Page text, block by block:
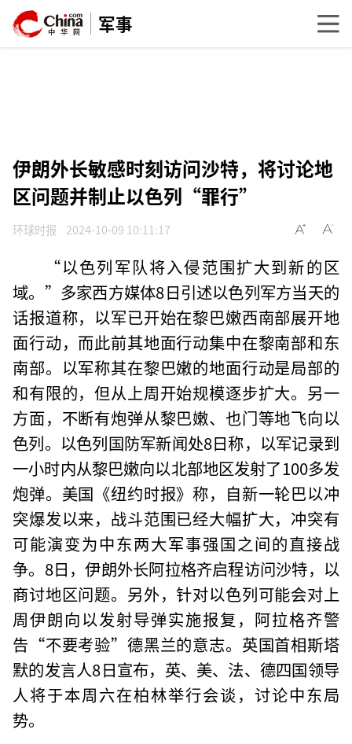
军事
伊朗外长敏感时刻访问沙特，将讨论地
区问题并制止以色列“罪行”
环球时报 2024-10-09 10:11:17
“以色列军队将入侵范围扩大到新的区
域。”多家西方媒体8日引述以色列军方当天的
话报道称，以军已开始在黎巴嫩西南部展开地
面行动，而此前其地面行动集中在黎南部和东
南部。以军称其在黎巴嫩的地面行动是局部的
和有限的，但从上周开始规模逐步扩大。另一
方面，不断有炮弹从黎巴嫩、也门等地飞向以
色列。以色列国防军新闻处8日称，以军记录到
一小时内从黎巴嫩向以北部地区发射了100多发
炮弹。美国《纽约时报》称，自新一轮巴以冲
突爆发以来，战斗范围已经大幅扩大，冲突有
可能演变为中东两大军事强国之间的直接战
争。8日，伊朗外长阿拉格齐启程访问沙特，以
商讨地区问题。另外，针对以色列可能会对上
周伊朗向以发射导弹实施报复，阿拉格齐警
告“不要考验”德黑兰的意志。英国首相斯塔
默的发言人8日宣布，英、美、法、德四国领导
人将于本周六在柏林举行会谈，讨论中东局
势。